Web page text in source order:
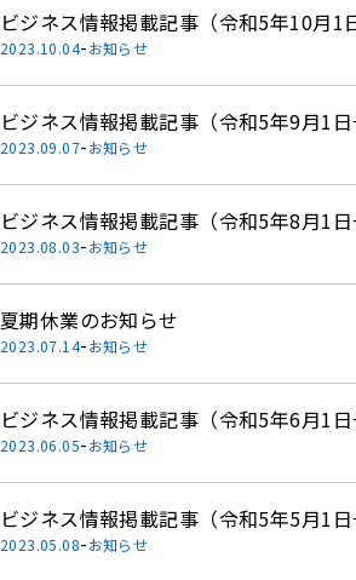
ビジネス情報掲載記事（令和5年10月1
2023.10.04-お知らせ
ビジネス情報掲載記事（令和5年9月1日
2023.09.07-お知らせ
ビジネス情報掲載記事（令和5年8月1日
2023.08.03-お知らせ
夏期休業のお知らせ
2023.07.14-お知らせ
ビジネス情報掲載記事（令和5年6月1日
2023.06.05-お知らせ
ビジネス情報掲載記事（令和5年5月1日
2023.05.08-お知らせ